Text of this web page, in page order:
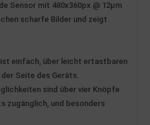
Sensor mit 480x360px @ 12µm
scharfe Bilder und zeigt
einfach, über leicht ertastbaren
Seite des Geräts.
sind über vier Knöpfe
zugänglich, und besonders